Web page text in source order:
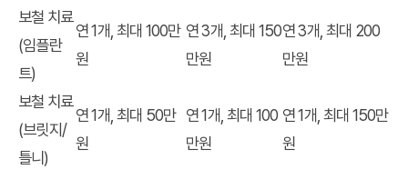
보철 치료
(임플란
트)
연 1개, 최대 100만
원
연 3개, 최대 150
만원
연 3개, 최대 200
만원
보철 치료
(브릿지/
틀니)
연 1개, 최대 50만
원
연 1개, 최대 100
만원
연 1개, 최대 150만
원